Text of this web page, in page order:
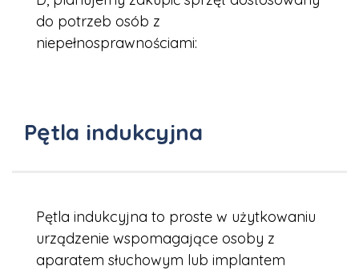
do potrzeb osób z
niepełnosprawnościami:
Pętla indukcyjna
Pętla indukcyjna to proste w użytkowaniu
urządzenie wspomagające osoby z
aparatem słuchowym lub implantem